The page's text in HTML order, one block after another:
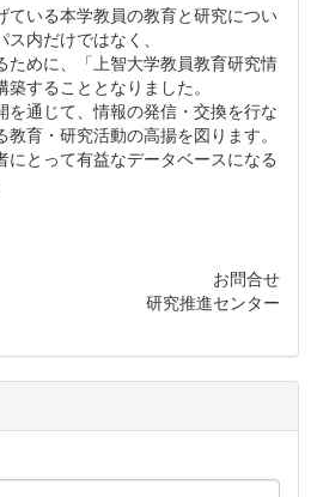
ている本学教員の教育と研究につい
内だけではなく、
ために、「上智大学教員教育研究情
することとなりました。
を通じて、情報の発信・交換を行な
育・研究活動の高揚を図ります。
にとって有益なデータベースになる
お問合せ
研究推進センター